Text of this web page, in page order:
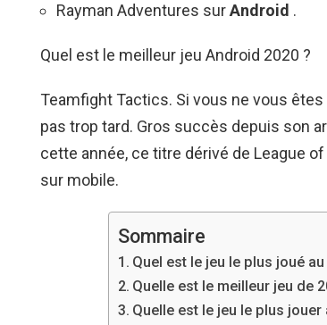
Rayman Adventures surAndroid .
Quel est le meilleur jeu Android 2020 ?
Teamfight Tactics. Si vous ne vous
pas trop tard. Gros succès depuis son
cette année, ce titre dérivé de League
sur mobile.
Sommaire
Quel est le jeu le plus joué
Quelle est le meilleur jeu de
Quelle est le jeu le plus